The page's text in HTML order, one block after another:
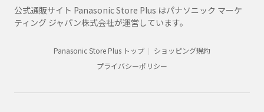
公式通販サイト Panasonic Store Plus はパナソニック マーケ
ティング ジャパン株式会社が運営しています。
Panasonic Store Plus トップ
ショッピング規約
プライバシーポリシー